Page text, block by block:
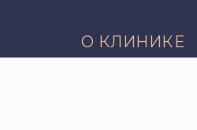
О КЛИНИКЕ